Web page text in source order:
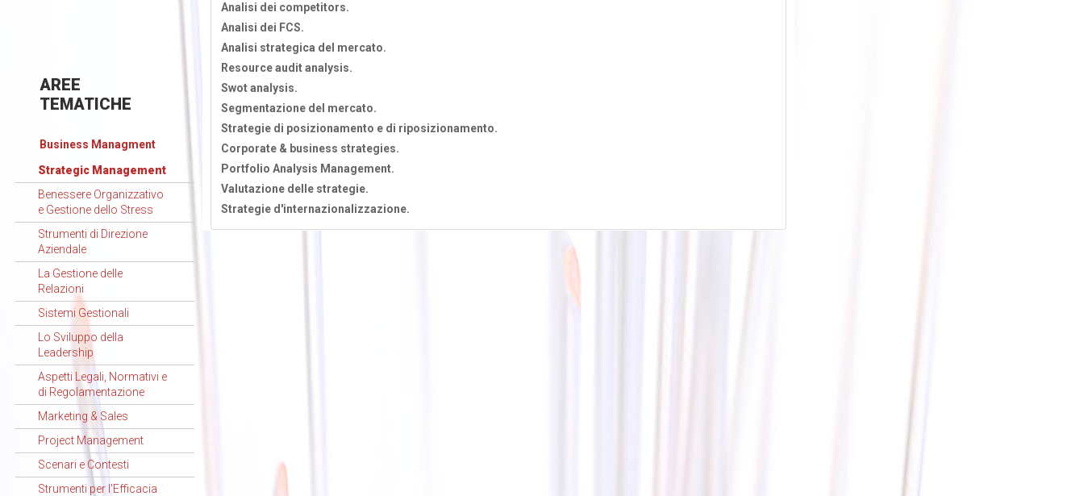
Analisi dei competitors.
Analisi dei FCS.
Analisi strategica del mercato.
Resource audit analysis.
Swot analysis.
Segmentazione del mercato.
Strategie di posizionamento e di riposizionamento.
Corporate & business strategies.
Portfolio Analysis Management.
Valutazione delle strategie.
Strategie d'internazionalizzazione.
AREE
TEMATICHE
Business Managment
Strategic Management
Benessere Organizzativo
e Gestione dello Stress
Strumenti di Direzione
Aziendale
La Gestione delle
Relazioni
Sistemi Gestionali
Lo Sviluppo della
Leadership
Aspetti Legali, Normativi e
di Regolamentazione
Marketing & Sales
Project Management
Scenari e Contesti
Strumenti per l'Efficacia